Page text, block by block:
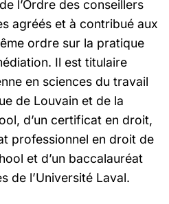
l’Ordre des conseillers
agréés et à contribué aux
ordre sur la pratique
Il est titulaire
en sciences du travail
de Louvain et de la
d’un certificat en droit,
professionnel en droit de
et d’un baccalauréat
de l’Université Laval.